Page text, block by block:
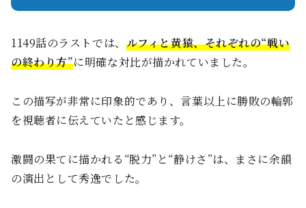
1149話のラストでは、 ルフィと黄猿、それぞれの“戦い
の終わり方”に明確な対比が描かれていました。
この描写が非常に印象的であり、言葉以上に勝敗の輪郭
を視聴者に伝えていたと感じます。
激闘の果てに描かれる“脱力”と“静けさ”は、まさに余韻
の演出として秀逸でした。